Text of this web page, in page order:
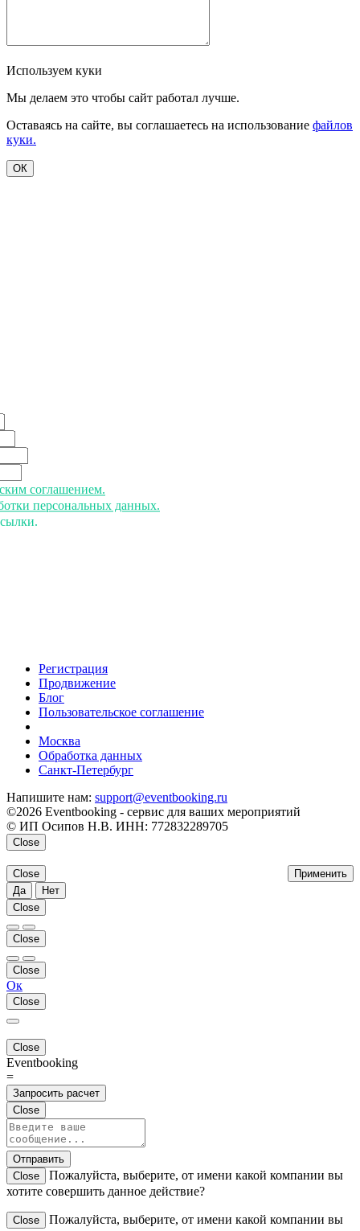
Используем куки
Мы делаем это чтобы сайт работал лучше.
Оставаясь на сайте, вы соглашаетесь на использование файлов
куки.
ОК
соглашением.
персональных данных.
Регистрация
Продвижение
Блог
Пользовательское соглашение
Москва
Обработка данных
Санкт-Петербург
Напишите нам: support@eventbooking.ru
©2026 Eventbooking - сервис для ваших мероприятий
© ИП Осипов Н.В. ИНН: 772832289705
Close
Применить
Close
Да
Нет
Close
Close
Close
Ок
Close
Close
Eventbooking
=
Запросить расчет
Close
Отправить
Close
Пожалуйста, выберите, от имени какой компании вы
хотите совершить данное действие?
Close
Пожалуйста, выберите, от имени какой компании вы